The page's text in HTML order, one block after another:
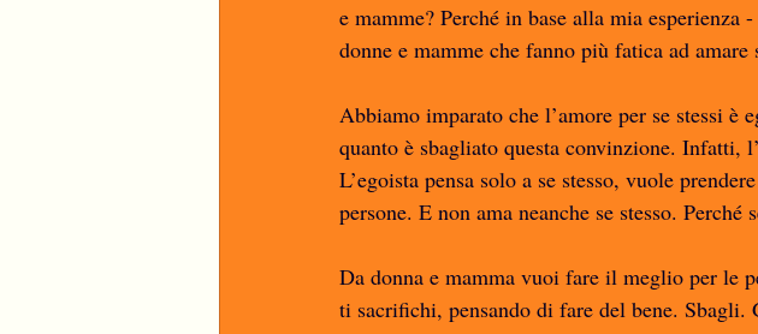
e mamme? Perché in base alla mia
donne e mamme che fanno più fatica ad amare
Abbiamo imparato che l’amore per se stessi
quanto è sbagliato questa convinzione. Infatti,
L’egoista pensa solo a se stesso, vuole
persone. E non ama neanche se stesso.
Da donna e mamma vuoi fare il meglio per le
ti sacrifichi, pensando di fare del bene. Sbagli.